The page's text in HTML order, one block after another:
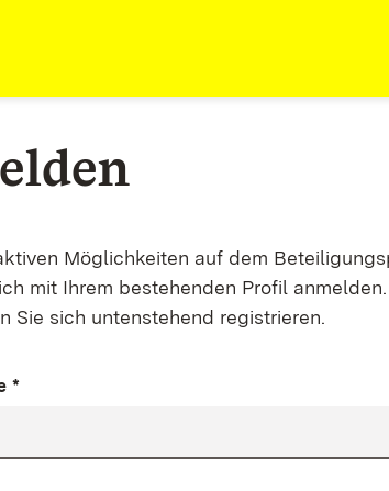
Möglichkeiten auf dem
mit Ihrem bestehenden Profil
Sie sich untenstehend registrieren.
*